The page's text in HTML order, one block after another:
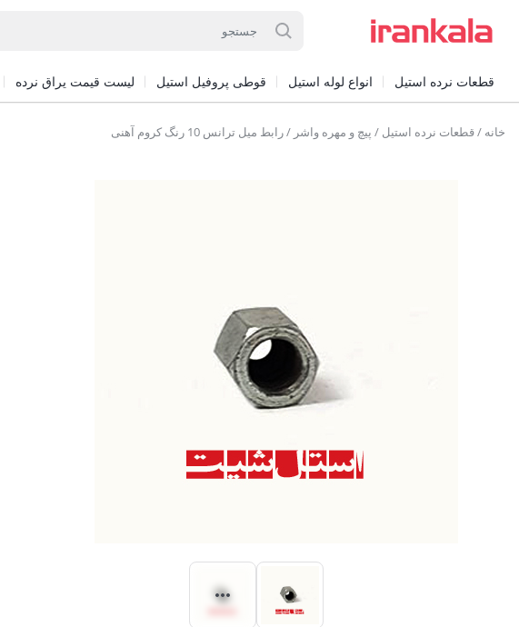
قطعات نرده استیل انواع لوله استیل قوطی پروفیل استیل لیست قیمت یراق نرده
خانه /قطعات نرده استیل / پیچ و مهره واشر / رابط میل ترانس 10 رنگ کروم آهنی